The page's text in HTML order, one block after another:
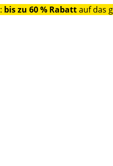
: bis zu 60 % Rabattauf das